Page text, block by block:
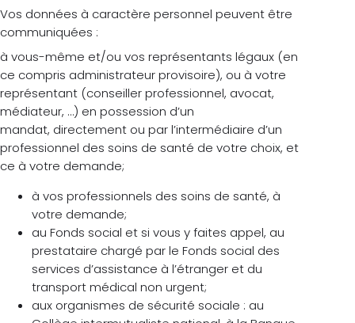
Vos données à caractère personnel peuvent être
communiquées :
à vous-même et/ou vos représentants légaux (en
ce compris administrateur provisoire), ou à votre
représentant (conseiller professionnel, avocat,
médiateur, …) en possession d’un
mandat, directement ou par l’intermédiaire d’un
professionnel des soins de santé de votre choix, et
ce à votre demande;
à vos professionnels des soins de santé, à
votre demande;
au Fonds social et si vous y faites appel, au
prestataire chargé par le Fonds social des
services d’assistance à l’étranger et du
transport médical non urgent;
aux organismes de sécurité sociale : au